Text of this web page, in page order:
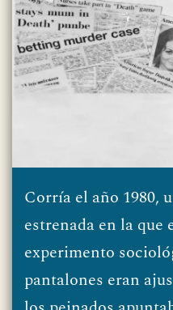
Corría el año 1980,
estrenada en la que
experimento
pantalones eran